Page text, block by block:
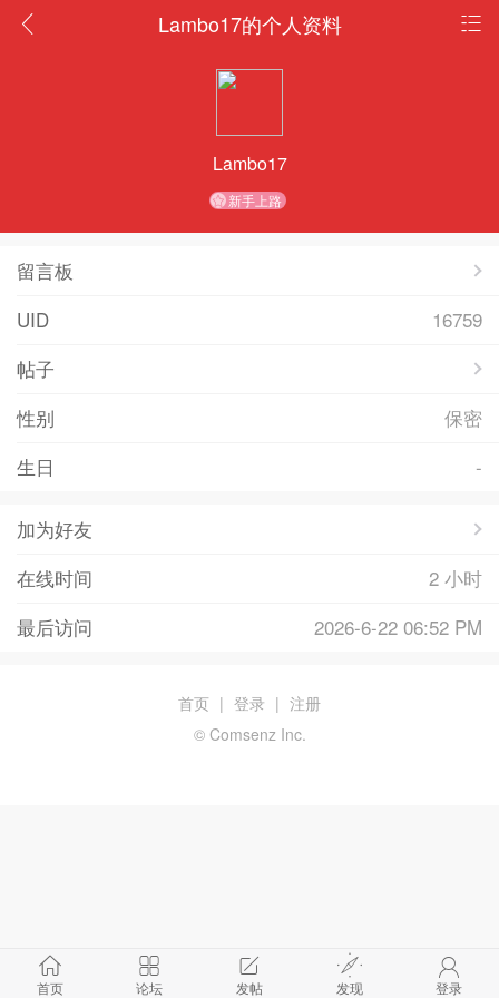
Lambo17的个人资料
Lambo17
新手上路
留言板
UID
16759
帖子
性别
保密
生日
-
加为好友
在线时间
2 小时
最后访问
2026-6-22 06:52 PM
首页 论坛 发帖 发现 登录
首页 | 登录 | 注册
© Comsenz Inc.